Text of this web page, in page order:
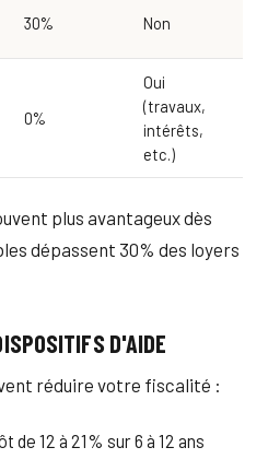
30% Non
0%
Oui
(travaux,
intérêts,
etc.)
plus avantageux dès
dépassent 30% des loyers
D'AIDE
réduire votre fiscalité :
de 12 à 21% sur 6 à 12 ans